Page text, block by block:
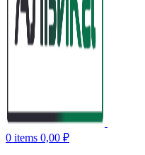
0 items 0,00 ₽